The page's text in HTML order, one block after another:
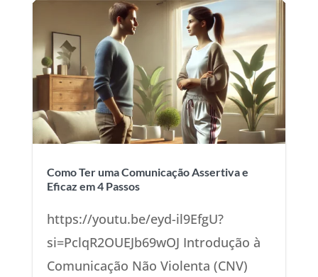
Como Ter uma Comunicação Assertiva e
Eficaz em 4 Passos
https://youtu.be/eyd-il9EfgU?
si=PclqR2OUEJb69wOJ Introdução à
Comunicação Não Violenta (CNV)